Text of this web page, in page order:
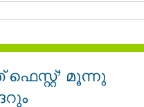
മൂന്നു